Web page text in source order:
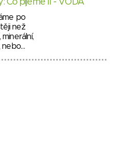
Co pijeme II - VODA
po
než
minerální,
nebo…